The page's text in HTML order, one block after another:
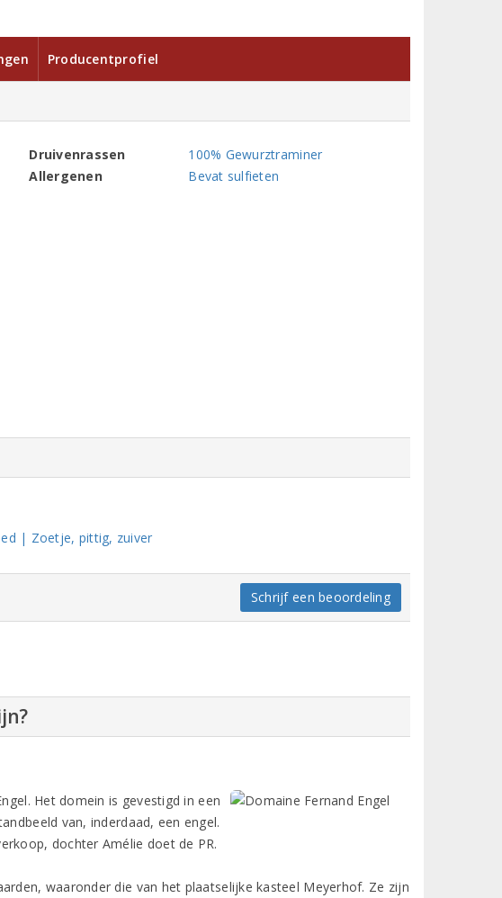
Producentprofiel
Druivenrassen
100% Gewurztraminer
Allergenen
Bevat sulfieten
| Zoetje, pittig, zuiver
Schrijf een beoordeling
Het domein is gevestigd in een
van, inderdaad, een engel.
dochter Amélie doet de PR.
waaronder die van het plaatselijke kasteel Meyerhof. Ze zijn